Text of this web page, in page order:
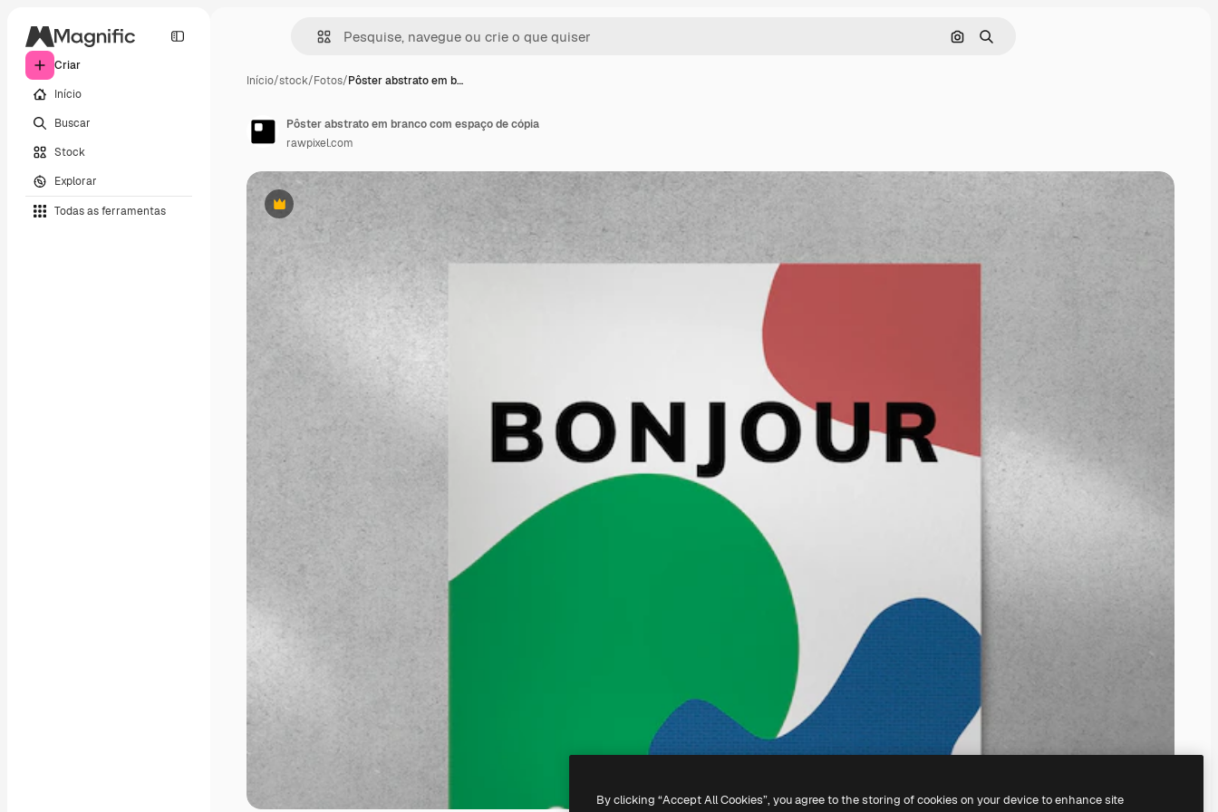
Criar
Início
Buscar
Stock
Explorar
Todas as ferramentas
Pesquisar por imagem
Buscar
Início/stock/Fotos/Pôster abstrato em b…
Premium
Pôster abstrato em branco com espaço de cópia
rawpixel.com
By clicking “Accept All Cookies”, you agree to the storing of cookies on your device to enhance site